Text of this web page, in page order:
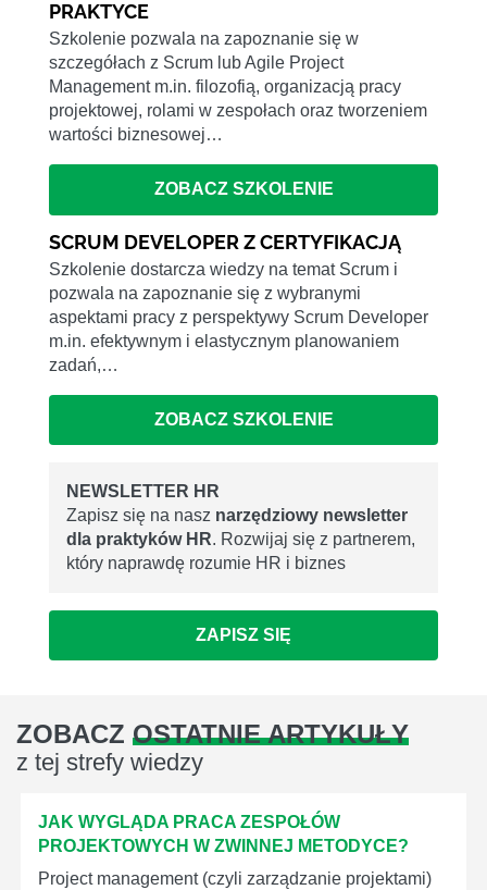
PRAKTYCE
Szkolenie pozwala na zapoznanie się w
szczegółach z Scrum lub Agile Project
Management m.in. filozofią, organizacją pracy
projektowej, rolami w zespołach oraz tworzeniem
wartości biznesowej…
ZOBACZ SZKOLENIE
SCRUM DEVELOPER Z CERTYFIKACJĄ
Szkolenie dostarcza wiedzy na temat Scrum i
pozwala na zapoznanie się z wybranymi
aspektami pracy z perspektywy Scrum Developer
m.in. efektywnym i elastycznym planowaniem
zadań,…
ZOBACZ SZKOLENIE
NEWSLETTER HR
Zapisz się na nasz narzędziowy newsletter
dla praktyków HR. Rozwijaj się z partnerem,
który naprawdę rozumie HR i biznes
ZAPISZ SIĘ
ZOBACZ OSTATNIE ARTYKUŁY
z tej strefy wiedzy
JAK WYGLĄDA PRACA ZESPOŁÓW
PROJEKTOWYCH W ZWINNEJ METODYCE?
Project management (czyli zarządzanie projektami)